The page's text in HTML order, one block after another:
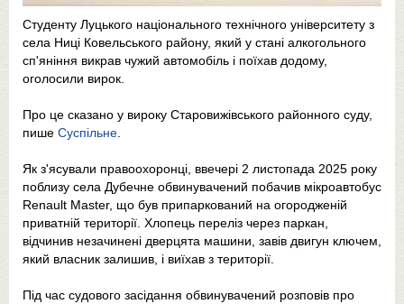
Студенту Луцького національного технічного університету з
села Ниці Ковельського району, який у стані алкогольного
сп'яніння викрав чужий автомобіль і поїхав додому,
оголосили вирок.
Про це сказано у вироку Старовижівського районного суду,
пише Суспільне
Як з'ясували правоохоронці, ввечері 2 листопада 2025 року
поблизу села Дубечне обвинувачений побачив мікроавтобус
Renault Master, що був припаркований на огородженій
приватній території. Хлопець переліз через паркан,
відчинив незачинені дверцята машини, завів двигун ключем,
який власник залишив, і виїхав з території.
Під час судового засідання обвинувачений розповів про